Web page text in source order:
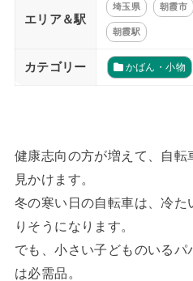
エリア＆駅
埼玉県 朝霞市
朝霞駅
カテゴリー かばん・小物
健康志向の方が増えて、自転
見かけます。
冬の寒い日の自転車は、冷
りそうになります。
でも、小さい子どものいる
は必需品。